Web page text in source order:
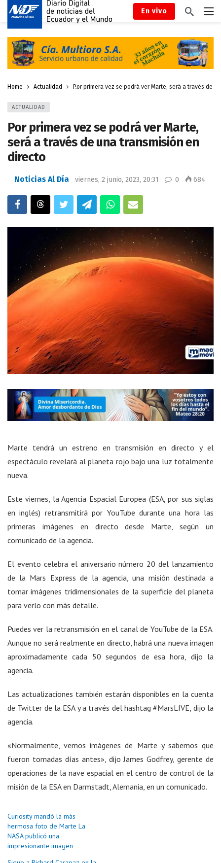
En vivo
Home Actualidad Por primera vez se podrá ver Marte, será a través de
ACTUALIDAD
Por primera vez se podrá ver Marte,
será a través de una transmisión en
directo
Noticias Al Día viernes, 2 junio, 2023, 20:31 0 684
Marte tendrá un estreno en transmisión en directo y el
espectáculo revelará al planeta rojo bajo una luz totalmente
nueva.
Este viernes, la Agencia Espacial Europea (ESA, por sus siglas
en inglés) retransmitirá por YouTube durante una hora las
primeras imágenes en directo desde Marte, según un
comunicado de la agencia.
El evento celebra el aniversario número 20 del lanzamiento
de la Mars Express de la agencia, una misión destinada a
tomar imágenes tridimensionales de la superficie del planeta
para verlo con más detalle.
Puedes ver la retransmisión en el canal de YouTube de la ESA.
Aunque no será realmente en directo, habrá una nueva imagen
aproximadamente cada 50 segundos de esa hora, dijo la
agencia.
Las actualizaciones también estarán disponibles en la cuenta
de Twitter de la ESA y a través del hashtag #MarsLIVE, dijo la
agencia.
«Normalmente, vemos imágenes de Marte y sabemos que
fueron tomadas días antes», dijo James Godfrey, gerente de
operaciones de la nave espacial en el centro de control de la
misión de la ESA en Darmstadt, Alemania, en un comunicado.
Curiosity mandó la más
hermosa foto de Marte La
NASA publicó una
impresionante imagen